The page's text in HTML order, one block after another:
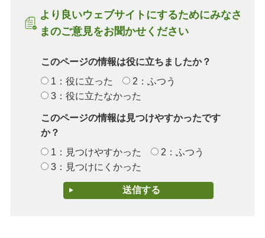
より良いウェブサイトにするためにみなさ
まのご意見をお聞かせください
このページの情報は役に立ちましたか？
1：役に立った
2：ふつう
3：役に立たなかった
このページの情報は見つけやすかったです
か？
1：見つけやすかった
2：ふつう
3：見つけにくかった